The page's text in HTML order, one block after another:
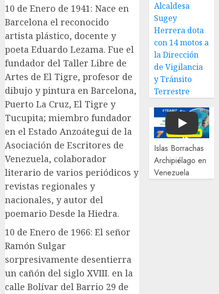
10 de Enero de 1941: Nace en
Barcelona el reconocido
artista plástico, docente y
poeta Eduardo Lezama. Fue el
fundador del Taller Libre de
Artes de El Tigre, profesor de
dibujo y pintura en Barcelona,
Puerto La Cruz, El Tigre y
Tucupita; miembro fundador
en el Estado Anzoátegui de la
Asociación de Escritores de
Venezuela, colaborador
literario de varios periódicos y
revistas regionales y
nacionales, y autor del
poemario Desde la Hiedra.
10 de Enero de 1966: El señor
Ramón Sulgar
sorpresivamente desentierra
un cañón del siglo XVIII. en la
calle Bolívar del Barrio 29 de
Alcaldesa
Sugey
Herrera dota
con 14 motos a
la Dirección
de Vigilancia
y Tránsito
Terrestre
Play
Islas Borrachas
Archipiélago en
Venezuela